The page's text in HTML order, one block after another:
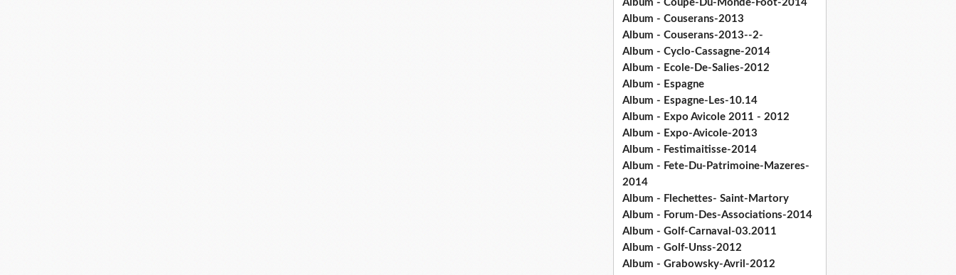
Album - Coupe-Du-Monde-Foot-2014
Album - Couserans-2013
Album - Couserans-2013--2-
Album - Cyclo-Cassagne-2014
Album - Ecole-De-Salies-2012
Album - Espagne
Album - Espagne-Les-10.14
Album - Expo Avicole 2011 - 2012
Album - Expo-Avicole-2013
Album - Festimaitisse-2014
Album - Fete-Du-Patrimoine-Mazeres-
2014
Album - Flechettes- Saint-Martory
Album - Forum-Des-Associations-2014
Album - Golf-Carnaval-03.2011
Album - Golf-Unss-2012
Album - Grabowsky-Avril-2012